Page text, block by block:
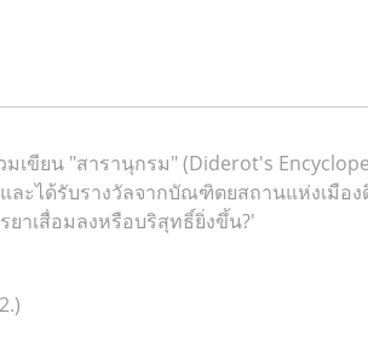
ขียน "สารานุกรม" (Diderot's
ละได้รับรางวัลจากบัณฑิตยสถานแห่งเมือ
าเสื่อมลงหรือบริสุทธิ์ยิ่งขึ้น?'